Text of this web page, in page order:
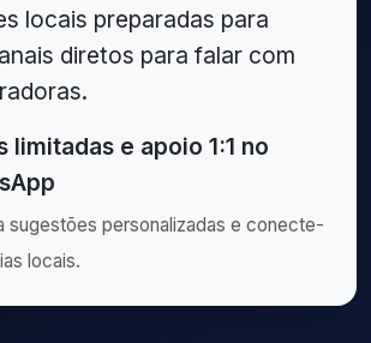
locais preparadas para
diretos para falar com
limitadas e apoio 1:1 no
sugestões personalizadas e conecte-
locais.